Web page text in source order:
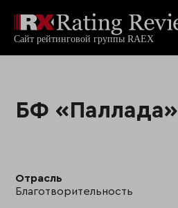
БФ «Паллада»
Отрасль
Благотворительность